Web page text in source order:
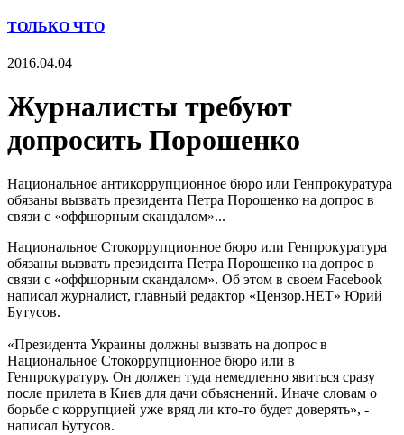
ТОЛЬКО ЧТО
2016.04.04
Журналисты требуют
допросить Порошенко
Национальное антикоррупционное бюро или Генпрокуратура
обязаны вызвать президента Петра Порошенко на допрос в
связи с «оффшорным скандалом»...
Национальное Стокоррупционное бюро или Генпрокуратура
обязаны вызвать президента Петра Порошенко на допрос в
связи с «оффшорным скандалом». Об этом в своем Facebook
написал журналист, главный редактор «Цензор.НЕТ» Юрий
Бутусов.
«Президента Украины должны вызвать на допрос в
Национальное Стокоррупционное бюро или в
Генпрокуратуру. Он должен туда немедленно явиться сразу
после прилета в Киев для дачи объяснений. Иначе словам о
борьбе с коррупцией уже вряд ли кто-то будет доверять», -
написал Бутусов.